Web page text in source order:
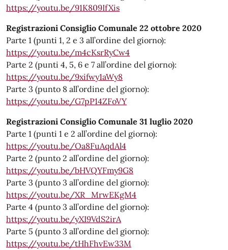
https://youtu.be/91K809IfXis
Registrazioni Consiglio Comunale 22 ottobre 2020
Parte 1 (punti 1, 2 e 3 all’ordine del giorno):
https://youtu.be/m4cKsrRyCw4
Parte 2 (punti 4, 5, 6 e 7 all’ordine del giorno):
https://youtu.be/9xifwy1aWy8
Parte 3 (punto 8 all’ordine del giorno):
https://youtu.be/G7pP14ZFoVY
Registrazioni Consiglio Comunale 31 luglio 2020
Parte 1 (punti 1 e 2 all’ordine del giorno):
https://youtu.be/Oa8FuAqdAl4
Parte 2 (punto 2 all’ordine del giorno):
https://youtu.be/bHVQYFmy9G8
Parte 3 (punto 3 all’ordine del giorno):
https://youtu.be/XR_MrwEKgM4
Parte 4 (punto 3 all’ordine del giorno):
https://youtu.be/yXI9VdS2irA
Parte 5 (punto 3 all’ordine del giorno):
https://youtu.be/tHhFhvEw33M